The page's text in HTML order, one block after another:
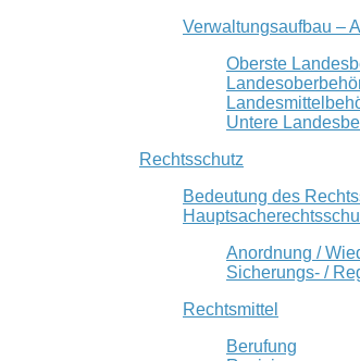
Verwaltungsaufbau –
Oberste
Untere
Rechtsschutz
Bedeutung des
Anordnung /
Sicherungs- /
Rechtsmittel
Berufung